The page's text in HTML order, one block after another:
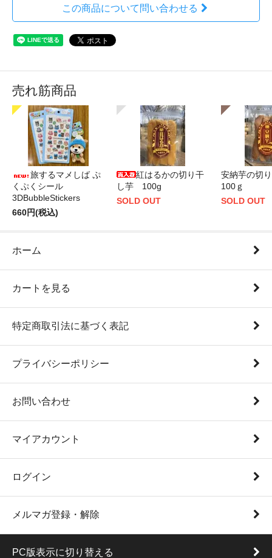
この商品について問い合わせる
売れ筋商品
旅するマメしば ぷ
くぷくシール
3DBubbleStickers
660円(税込)
紅はるかの切り干
し芋 100g
SOLD OUT
安納芋の切
100ｇ
SOLD OUT
ホーム
カートを見る
特定商取引法に基づく表記
プライバシーポリシー
お問い合わせ
マイアカウント
ログイン
メルマガ登録・解除
PC版表示に切り替える